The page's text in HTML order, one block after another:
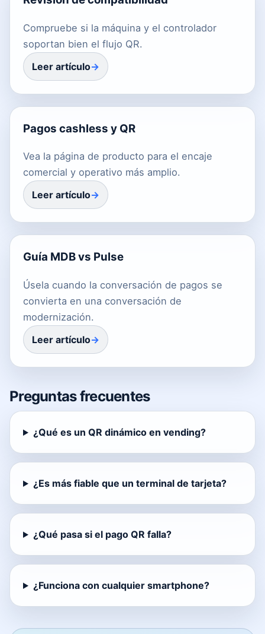
Compruebe si la máquina y el controlador
soportan bien el flujo QR.
Leer artículo
Pagos cashless y QR
Vea la página de producto para el encaje
comercial y operativo más amplio.
Leer artículo
Guía MDB vs Pulse
Úsela cuando la conversación de pagos se
convierta en una conversación de
modernización.
Leer artículo
Preguntas frecuentes
¿Qué es un QR dinámico en vending?
¿Es más fiable que un terminal de tarjeta?
¿Qué pasa si el pago QR falla?
¿Funciona con cualquier smartphone?